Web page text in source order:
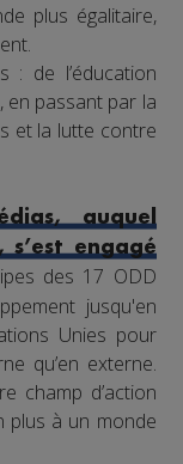
plus égalitaire,
: de l’éducation
en passant par la
et la lutte contre
auquel
engagé
des 17 ODD
jusqu'en
Unies pour
qu’en externe.
champ d’action
plus à un monde